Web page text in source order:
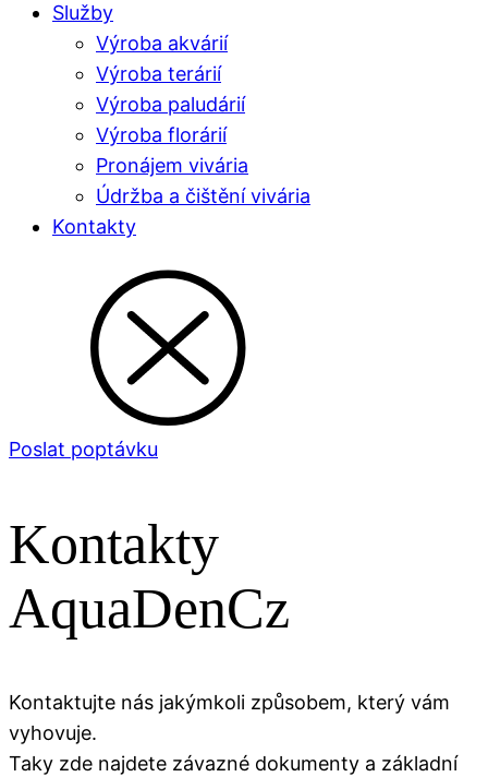
Služby
Výroba akvárií
Výroba terárií
Výroba paludárií
Výroba florárií
Pronájem vivária
Údržba a čištění vivária
Kontakty
Poslat poptávku
Kontakty
AquaDenCz
Kontaktujte nás jakýmkoli způsobem, který vám
vyhovuje.
Taky zde najdete závazné dokumenty a základní